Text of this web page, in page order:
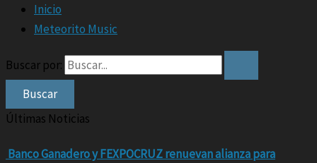
Inicio
Meteorito Music
Buscar por:
Últimas Noticias
Banco Ganadero y FEXPOCRUZ renuevan alianza para